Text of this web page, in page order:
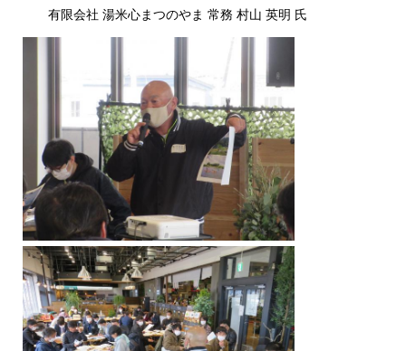
有限会社 湯米心まつのやま 常務 村山 英明 氏